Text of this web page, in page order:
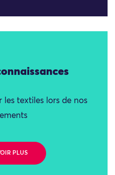
les textiles lors de nos
PLUS